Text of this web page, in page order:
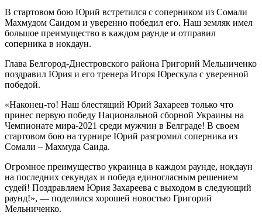
В стартовом бою Юрий встретился с соперником из Сомали
Махмудом Саидом и уверенно победил его. Наш земляк имел
большое преимущество в каждом раунде и отправил
соперника в нокдаун.
Глава Белгород-Днестровского района Григорий Мельниченко
поздравил Юрия и его тренера Игоря Юрескула с уверенной
победой.
«Наконец-то! Наш блестящий Юрий Захареев только что
принес первую победу Национальной сборной Украины на
Чемпионате мира-2021 среди мужчин в Белграде! В своем
стартовом бою на турнире Юрий разгромил соперника из
Сомали – Махмуда Саида.
Огромное преимущество украинца в каждом раунде, нокдаун
на последних секундах и победа единогласным решением
судей! Поздравляем Юрия Захареева с выходом в следующий
раунд!», — поделился хорошей новостью Григорий
Мельниченко.